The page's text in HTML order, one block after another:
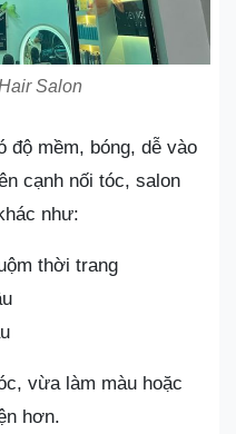
Salon
độ mềm, bóng, dễ vào
cạnh nối tóc, salon
như:
thời trang
vừa làm màu hoặc
hơn.